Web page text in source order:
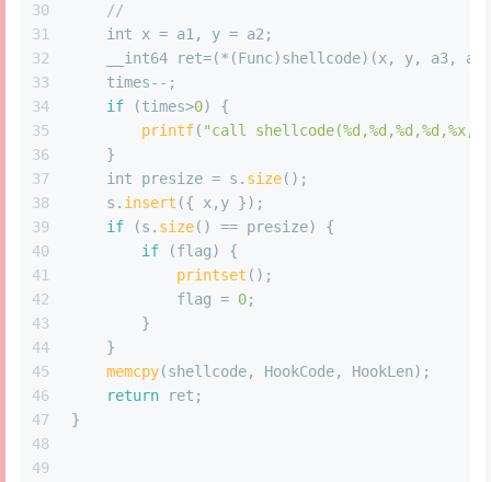
30
31
32
33
34
35
36
37
38
39
40
41
42
43
44
45
46
47
48
49
//
int x = a1, y = a2;
__int64 ret=(*(Func)shellcode)(x, y, a3,
    times--;
if (times>0) {
printf( "call
    }
int presize = s. size();
    s.
insert ({ x,y });
if (s. size() == presize) {
if (flag) {
printset ();
            flag =
0;
        }
    }
memcpy(shellcode, HookCode,
return ret;
}